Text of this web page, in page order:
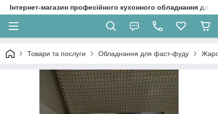
Інтернет-магазин професійного кухонного обладнання
Товари та послуги Обладнання для фаст-фуду